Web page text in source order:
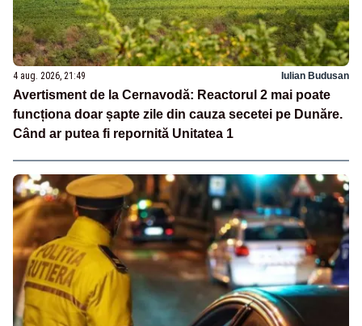
4 aug. 2026, 21:49 Iulian Budusan
Avertisment de la Cernavodă: Reactorul 2 mai poate
funcționa doar șapte zile din cauza secetei pe Dunăre.
Când ar putea fi repornită Unitatea 1